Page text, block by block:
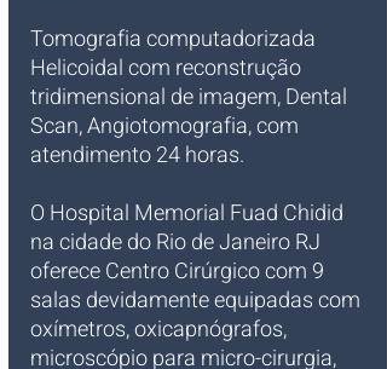
Tomografia computadorizada
Helicoidal com reconstrução
tridimensional de imagem, Dental
Scan, Angiotomografia, com
atendimento 24 horas.
O Hospital Memorial Fuad Chidid
na cidade do Rio de Janeiro RJ
oferece Centro Cirúrgico com 9
salas devidamente equipadas com
oxímetros, oxicapnógrafos,
microscópio para micro-cirurgia,